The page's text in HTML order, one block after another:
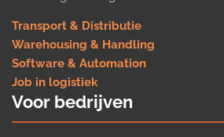
Transport & Distributie
Warehousing & Handling
Software & Automation
Job in logistiek
Voor bedrijven